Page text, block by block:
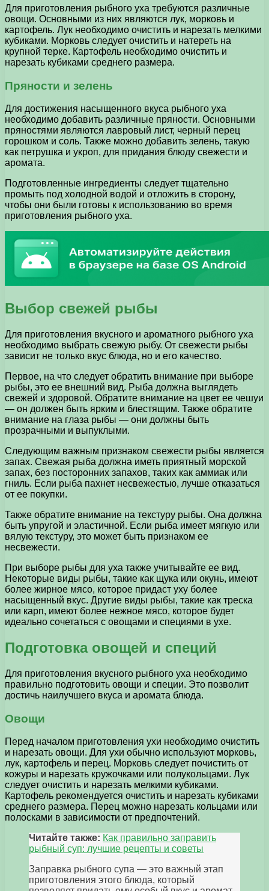
Для приготовления рыбного уха требуются различные
овощи. Основными из них являются лук, морковь и
картофель. Лук необходимо очистить и нарезать мелкими
кубиками. Морковь следует очистить и натереть на
крупной терке. Картофель необходимо очистить и
нарезать кубиками среднего размера.
Пряности и зелень
Для достижения насыщенного вкуса рыбного уха
необходимо добавить различные пряности. Основными
пряностями являются лавровый лист, черный перец
горошком и соль. Также можно добавить зелень, такую
как петрушка и укроп, для придания блюду свежести и
аромата.
Подготовленные ингредиенты следует тщательно
промыть под холодной водой и отложить в сторону,
чтобы они были готовы к использованию во время
приготовления рыбного уха.
Выбор свежей рыбы
Для приготовления вкусного и ароматного рыбного уха
необходимо выбрать свежую рыбу. От свежести рыбы
зависит не только вкус блюда, но и его качество.
Первое, на что следует обратить внимание при выборе
рыбы, это ее внешний вид. Рыба должна выглядеть
свежей и здоровой. Обратите внимание на цвет ее чешуи
— он должен быть ярким и блестящим. Также обратите
внимание на глаза рыбы — они должны быть
прозрачными и выпуклыми.
Следующим важным признаком свежести рыбы является
запах. Свежая рыба должна иметь приятный морской
запах, без посторонних запахов, таких как аммиак или
гниль. Если рыба пахнет несвежестью, лучше отказаться
от ее покупки.
Также обратите внимание на текстуру рыбы. Она должна
быть упругой и эластичной. Если рыба имеет мягкую или
вялую текстуру, это может быть признаком ее
несвежести.
При выборе рыбы для уха также учитывайте ее вид.
Некоторые виды рыбы, такие как щука или окунь, имеют
более жирное мясо, которое придаст уху более
насыщенный вкус. Другие виды рыбы, такие как треска
или карп, имеют более нежное мясо, которое будет
идеально сочетаться с овощами и специями в ухе.
Подготовка овощей и специй
Для приготовления вкусного рыбного уха необходимо
правильно подготовить овощи и специи. Это позволит
достичь наилучшего вкуса и аромата блюда.
Овощи
Перед началом приготовления ухи необходимо очистить
и нарезать овощи. Для ухи обычно используют морковь,
лук, картофель и перец. Морковь следует почистить от
кожуры и нарезать кружочками или полукольцами. Лук
следует очистить и нарезать мелкими кубиками.
Картофель рекомендуется очистить и нарезать кубиками
среднего размера. Перец можно нарезать кольцами или
полосками в зависимости от предпочтений.
Читайте также: Как правильно заправить
рыбный суп: лучшие рецепты и советы
Заправка рыбного супа — это важный этап
приготовления этого блюда, который